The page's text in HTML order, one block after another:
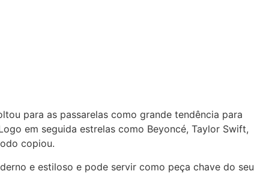
para as passarelas como grande tendência para
em seguida estrelas como Beyoncé, Taylor Swift,
copiou.
e estiloso e pode servir como peça chave do seu